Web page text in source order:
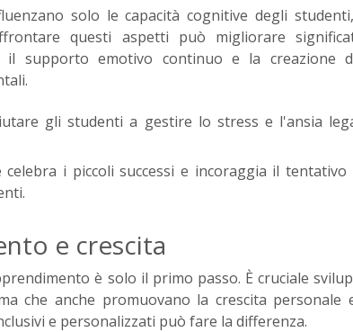
solo le capacità cognitive degli
questi aspetti può migliorare
il supporto emotivo continuo e la creazione
gli studenti a gestire lo stress e l'ansia
i piccoli successi e incoraggia il
e crescita
è solo il primo passo. È cruciale
che anche promuovano la crescita personale
e personalizzati può fare la differenza.